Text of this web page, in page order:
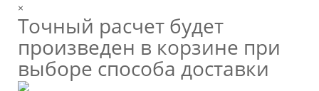
×
Точный расчет будет
произведен в корзине при
выборе способа доставки